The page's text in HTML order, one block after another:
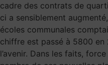
cadre des contrats de
ci a sensiblement
écoles communales
chiffre est passé à 5800 en
l’avenir. Dans les faits,